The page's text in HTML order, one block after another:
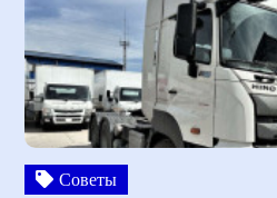
Советы